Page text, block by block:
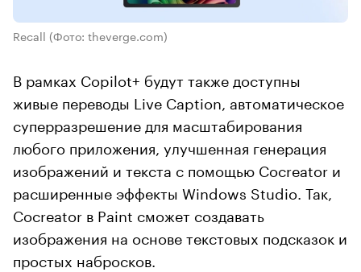
Recall (Фото: theverge.com)
В рамках Copilot+ будут также доступны
живые переводы Live Caption, автоматическое
суперразрешение для масштабирования
любого приложения, улучшенная генерация
изображений и текста с помощью Cocreator и
расширенные эффекты Windows Studio. Так,
Cocreator в Paint сможет создавать
изображения на основе текстовых подсказок и
простых набросков.